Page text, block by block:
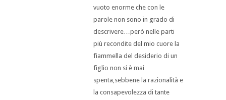
vuoto enorme che con le
parole non sono in grado di
descrivere…però nelle parti
più recondite del mio cuore la
fiammella del desiderio di un
figlio non si è mai
spenta,sebbene la razionalità e
la consapevolezza di tante